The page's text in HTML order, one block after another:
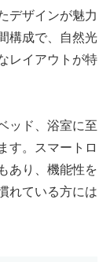
デザインが魅力
構成で、自然光
レイアウトが特
ッド、浴室に至
す。スマートロ
あり、機能性を
れている方には